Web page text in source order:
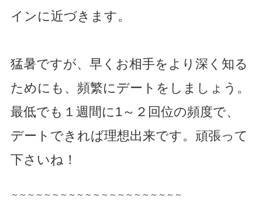
インに近づきます。
猛暑ですが、早くお相手をより深く知る
ためにも、頻繁にデートをしましょう。
最低でも１週間に1～２回位の頻度で、
デートできれば理想出来です。頑張って
下さいね！
～～～～～～～～～～～～～～～～～～～～～